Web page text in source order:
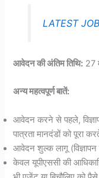
LATEST JOB
आवेदन की अंतिम तिथि: 27
अन्य महत्वपूर्ण बातें:
आवेदन करने से पहले,
पात्रता मानदंडों को पूरा
आवेदन शुल्क लागू
केवल यूपीएससी की